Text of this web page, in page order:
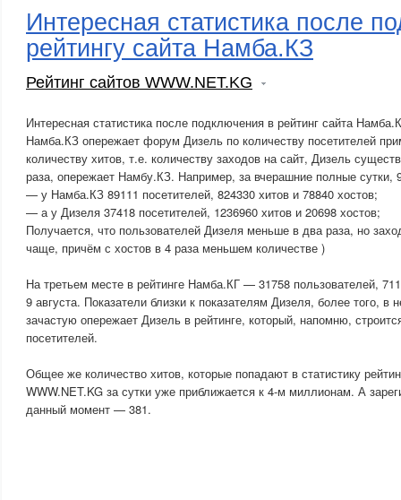
Интересная статистика после
рейтингу сайта Намба.КЗ
Рейтинг сайтов WWW.NET.KG
Интересная статистика после подключения в рейтинг сайта
Намба.КЗ опережает форум Дизель по количеству посетителей
количеству хитов, т.е. количеству заходов на сайт, Дизель
раза, опережает Намбу.КЗ. Например, за вчерашние полные сутки,
— у Намба.КЗ 89111 посетителей, 824330 хитов и 78840 хостов;
— а у Дизеля 37418 посетителей, 1236960 хитов и 20698 хостов;
Получается, что пользователей Дизеля меньше в два раза, но
чаще, причём с хостов в 4 раза меньшем количестве )
На третьем месте в рейтинге Намба.КГ — 31758 пользователей,
9 августа. Показатели близки к показателям Дизеля, более того,
зачастую опережает Дизель в рейтинге, который, напомню,
посетителей.
Общее же количество хитов, которые попадают в статистику
WWW.NET.KG за сутки уже приближается к 4-м миллионам. А
данный момент — 381.